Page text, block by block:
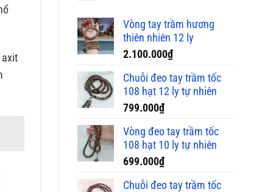
axit
Vòng tay trầm hương
thiên nhiên 12 ly
2.100.000₫
Chuỗi đeo tay trầm tốc
108 hạt 12 ly tự nhiên
799.000₫
Vòng đeo tay trầm tốc
108 hạt 10 ly tự nhiên
699.000₫
Chuỗi đeo tay trầm tốc